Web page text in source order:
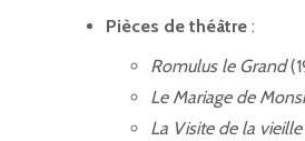
Pièces de théâtre :
Romulus le Grand
Le Mariage de
La Visite de la